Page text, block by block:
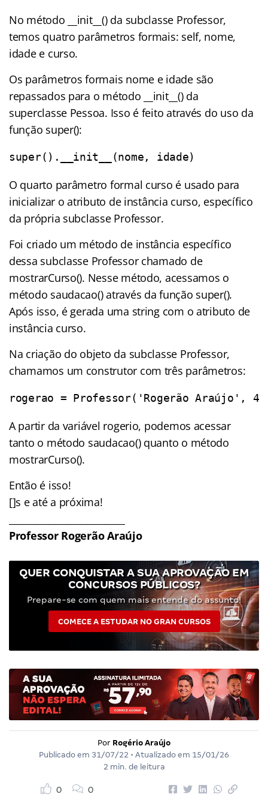
No método __init__() da subclasse Professor,
temos quatro parâmetros formais: self, nome,
idade e curso.
Os parâmetros formais nome e idade são
repassados para o método __init__() da
superclasse Pessoa. Isso é feito através do uso da
função super():
super().__init__(nome, idade)
O quarto parâmetro formal curso é usado para
inicializar o atributo de instância curso, específico
da própria subclasse Professor.
Foi criado um método de instância específico
dessa subclasse Professor chamado de
mostrarCurso(). Nesse método, acessamos o
método saudacao() através da função super().
Após isso, é gerada uma string com o atributo de
instância curso.
Na criação do objeto da subclasse Professor,
chamamos um construtor com três parâmetros:
rogerao = Professor('Rogerão Araújo',
A partir da variável rogerio, podemos acessar
tanto o método saudacao() quanto o método
mostrarCurso().
Então é isso!
[]s e até a próxima!
Professor Rogerão Araújo
QUER CONQUISTAR A SUA APROVAÇÃO EM
CONCURSOS PÚBLICOS?
Prepare-se com quem mais entende do assunto!
COMECE A ESTUDAR NO GRAN CURSOS
Por Rogério Araújo
Publicado em 31/07/22 • Atualizado em 15/01/26
2 min. de leitura
0 0